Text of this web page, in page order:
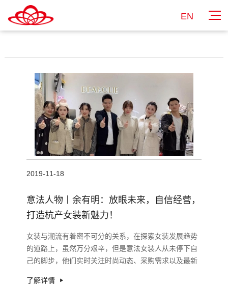
EN
2019-11-18
意法人物丨余有明：放眼未来，自信经营，
打造杭产女装新魅力！
女装与潮流有着密不可分的关系，在探索女装发展趋势
的道路上，虽然万分艰辛，但是意法女装人从未停下自
己的脚步，他们实时关注时尚动态、采购需求以及最新
了解详情